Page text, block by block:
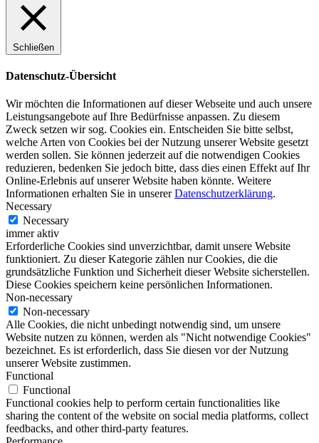
Schließen
Datenschutz-Übersicht
Wir möchten die Informationen auf dieser Webseite und auch unsere
Leistungsangebote auf Ihre Bedürfnisse anpassen. Zu diesem
Zweck setzen wir sog. Cookies ein. Entscheiden Sie bitte selbst,
welche Arten von Cookies bei der Nutzung unserer Website gesetzt
werden sollen. Sie können jederzeit auf die notwendigen Cookies
reduzieren, bedenken Sie jedoch bitte, dass dies einen Effekt auf Ihr
Online-Erlebnis auf unserer Website haben könnte. Weitere
Informationen erhalten Sie in unsererDatenschutzerklärung.
Necessary
Necessary
immer aktiv
Erforderliche Cookies sind unverzichtbar, damit unsere Website
funktioniert. Zu dieser Kategorie zählen nur Cookies, die die
grundsätzliche Funktion und Sicherheit dieser Website sicherstellen.
Diese Cookies speichern keine persönlichen Informationen.
Non-necessary
Non-necessary
Alle Cookies, die nicht unbedingt notwendig sind, um unsere
Website nutzen zu können, werden als "Nicht notwendige Cookies"
bezeichnet. Es ist erforderlich, dass Sie diesen vor der Nutzung
unserer Website zustimmen.
Functional
Functional
Functional cookies help to perform certain functionalities like
sharing the content of the website on social media platforms, collect
feedbacks, and other third-party features.